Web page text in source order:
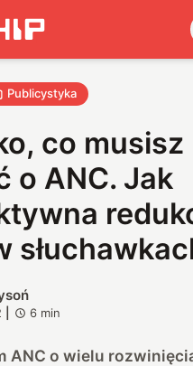
Publicystyka
co musisz
o ANC. Jak
6 min
ANC o wielu